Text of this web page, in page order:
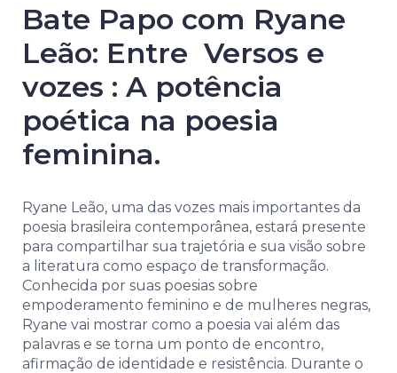
Bate Papo com Ryane
Leão: Entre Versos e
vozes : A potência
poética na poesia
feminina.
Ryane Leão, uma das vozes mais importantes da
poesia brasileira contemporânea, estará presente
para compartilhar sua trajetória e sua visão sobre
a literatura como espaço de transformação.
Conhecida por suas poesias sobre
empoderamento feminino e de mulheres negras,
Ryane vai mostrar como a poesia vai além das
palavras e se torna um ponto de encontro,
afirmação de identidade e resistência. Durante o